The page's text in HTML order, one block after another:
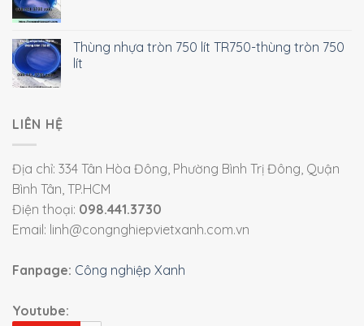
Thùng nhựa tròn 750 lít TR750-thùng tròn 750
lít
LIÊN HỆ
Địa chỉ: 334 Tân Hòa Đông, Phường Bình Trị Đông, Quận
Bình Tân, TP.HCM
Điện thoại: 098.441.3730
Email: linh@congnghiepvietxanh.com.vn
Fanpage: Công nghiệp Xanh
Youtube: